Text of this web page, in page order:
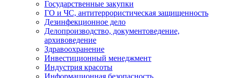
Государственные закупки
ГО и ЧС, антитеррористическая защищенность
Дезинфекционное дело
Делопроизводство, документоведение,
архивоведение
Здравоохранение
Инвестиционный менеджмент
Индустрия красоты
Информационная безопасность